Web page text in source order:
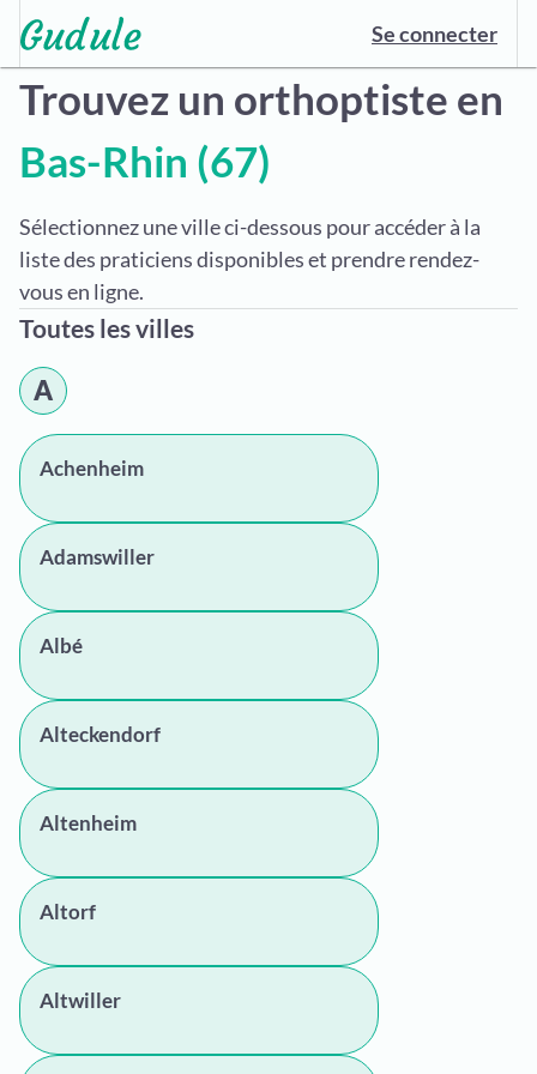
Se connecter
Trouvez un orthoptiste en
Bas-Rhin (67)
Sélectionnez une ville ci-dessous pour accéder à la
liste des praticiens disponibles et prendre rendez-
vous en ligne.
Toutes les villes
A
Achenheim
Adamswiller
Albé
Alteckendorf
Altenheim
Altorf
Altwiller